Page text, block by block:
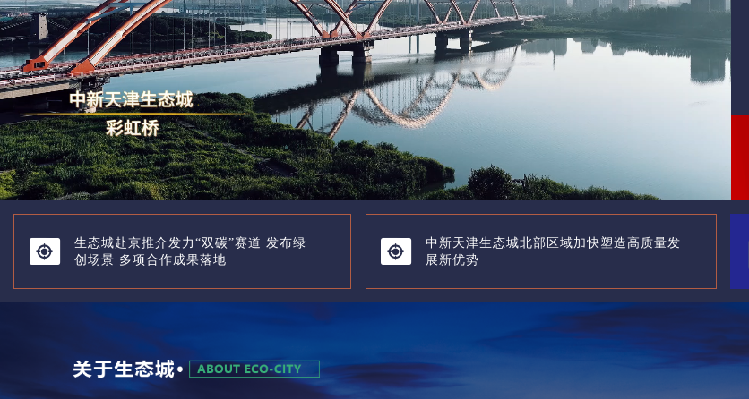
生态城赴京推介发力“双碳”赛道 发布绿
创场景 多项合作成果落地
中新天津生态城北部区域加快塑造高质量发
展新优势